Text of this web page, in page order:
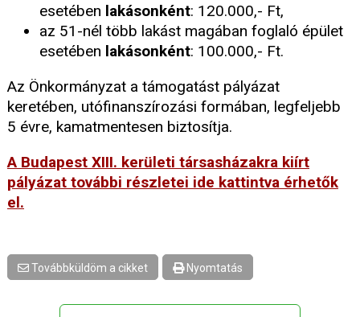
esetében lakásonként: 120.000,- Ft,
az 51-nél több lakást magában foglaló épület
esetében lakásonként: 100.000,- Ft.
Az Önkormányzat a támogatást pályázat
keretében, utófinanszírozási formában, legfeljebb
5 évre, kamatmentesen biztosítja.
A Budapest XIII. kerületi társasházakra kiírt
pályázat további részletei ide kattintva érhetők
el.
Továbbküldöm a cikket Nyomtatás